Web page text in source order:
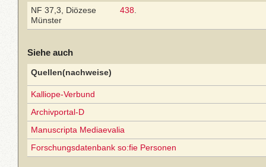
NF 37,3, Diözese
Münster
438
Siehe auch
Quellen(nachweise)
Kalliope-Verbund
Archivportal-D
Manuscripta Mediaevalia
Forschungsdatenbank so:fie Personen